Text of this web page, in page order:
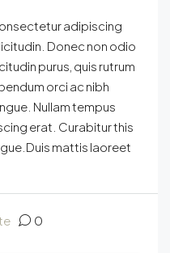
adipiscing
Donec non odio
purus, quis rutrum
orci ac nibh
Nullam tempus
erat. Curabitur this
mattis laoreet
0